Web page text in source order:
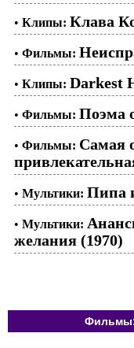
• Клипы: Клава
• Фильмы:
• Клипы: Darkest
• Фильмы: Поэма
• Фильмы: Самая
• Мультики: Пипа
• Мультики:
желания (1970)
Фильмы: